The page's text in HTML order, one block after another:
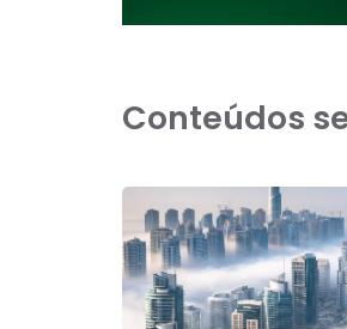
Conteúdos